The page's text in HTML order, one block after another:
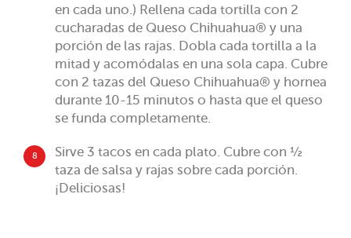
en cada uno.) Rellena cada tortilla con 2
cucharadas de Queso Chihuahua® y una
porción de las rajas. Dobla cada tortilla a la
mitad y acomódalas en una sola capa. Cubre
con 2 tazas del Queso Chihuahua® y hornea
durante 10-15 minutos o hasta que el queso
se funda completamente.
8
Sirve 3 tacos en cada plato. Cubre con ½
taza de salsa y rajas sobre cada porción.
¡Deliciosas!